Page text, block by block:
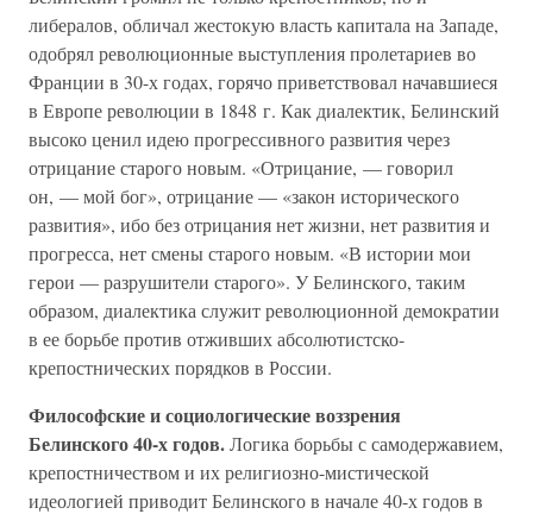
либералов, обличал жестокую власть капитала на Западе,
одобрял революционные выступления пролетариев во
Франции в 30-х годах, горячо приветствовал начавшиеся
в Европе революции в 1848 г. Как диалектик, Белинский
высоко ценил идею прогрессивного развития через
отрицание старого новым. «Отрицание, — говорил
он, — мой бог», отрицание — «закон исторического
развития», ибо без отрицания нет жизни, нет развития и
прогресса, нет смены старого новым. «В истории мои
герои — разрушители старого». У Белинского, таким
образом, диалектика служит революционной демократии
в ее борьбе против отживших абсолютистско-
крепостнических порядков в России.
Философские и социологические воззрения
Белинского 40-х годов.Логика борьбы с самодержавием,
крепостничеством и их религиозно-мистической
идеологией приводит Белинского в начале 40-х годов в